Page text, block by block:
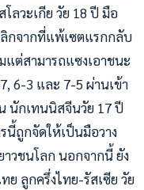
ลวะเกีย วัย 18 ปี มือ
ลิกจากที่แพ้เซตแรกกลับ
แต่สามารถแซงเอาชนะ
6-3 และ 7-5 ผ่านเข้า
นักเทนนิสจีนวัย 17 ปี
ถูกจัดให้เป็นมือวาง
าวชนโลก นอกจากนี้ ยัง
ย ลูกครึ่งไทย-รัสเซีย วัย